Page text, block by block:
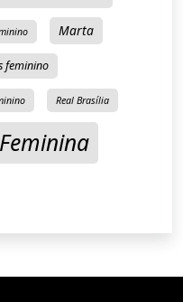
Marta
feminino
Real Brasília